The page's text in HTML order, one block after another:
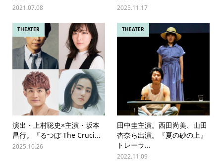
2021.07.08 2025.11.17
THEATER
演出・上村聡史×主演・坂本
昌行。『るつぼ The Cruci...
2025.10.26
THEATER
田中圭主演。西田尚美、山田
杏奈ら出演。『夏の砂の上』
トレーラ...
2022.11.09